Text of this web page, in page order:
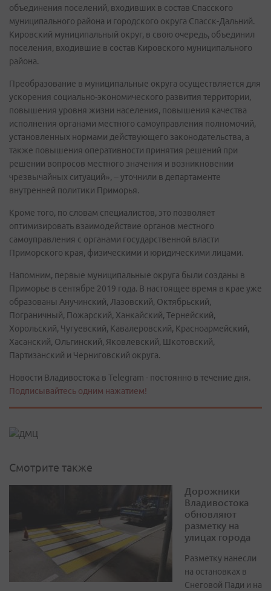
объединения поселений, входивших в состав Спасского
муниципального района и городского округа Спасск-Дальний.
Кировский муниципальный округ, в свою очередь, объединил
поселения, входившие в состав Кировского муниципального
района.
Преобразование в муниципальные округа осуществляется для
ускорения социально-экономического развития территории,
повышения уровня жизни населения, повышения качества
исполнения органами местного самоуправления полномочий,
установленных нормами действующего законодательства, а
также повышения оперативности принятия решений при
решении вопросов местного значения и возникновении
чрезвычайных ситуаций», – уточнили в департаменте
внутренней политики Приморья.
Кроме того, по словам специалистов, это позволяет
оптимизировать взаимодействие органов местного
самоуправления с органами государственной власти
Приморского края, физическими и юридическими лицами.
Напомним, первые муниципальные округа были созданы в
Приморье в сентябре 2019 года. В настоящее время в крае уже
образованы Анучинский, Лазовский, Октябрьский,
Пограничный, Пожарский, Ханкайский, Тернейский,
Хорольский, Чугуевский, Кавалеровский, Красноармейский,
Хасанский, Ольгинский, Яковлевский, Шкотовский,
Партизанский и Черниговский округа.
Новости Владивостока в Telegram - постоянно в течение дня.
Подписывайтесь одним нажатием!
Смотрите также
Дорожники
Владивостока
обновляют
разметку на
улицах города
Разметку нанесли
на остановках в
Снеговой Пади и на